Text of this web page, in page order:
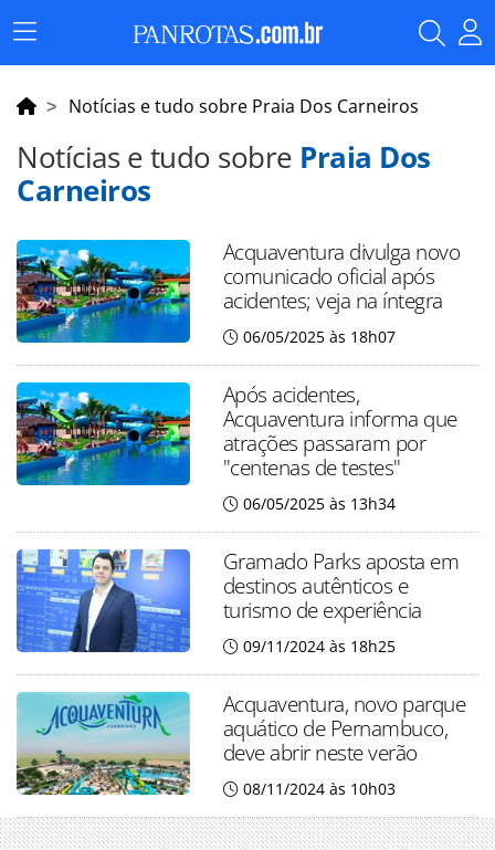
Menu
Principal
Notícias e tudo sobre Praia Dos Carneiros
Notícias e tudo sobre Praia Dos
Carneiros
Acquaventura divulga novo
comunicado oficial após
acidentes; veja na íntegra
06/05/2025 às 18h07
Após acidentes,
Acquaventura informa que
atrações passaram por
"centenas de testes"
06/05/2025 às 13h34
Gramado Parks aposta em
destinos autênticos e
turismo de experiência
09/11/2024 às 18h25
Acquaventura, novo parque
aquático de Pernambuco,
deve abrir neste verão
08/11/2024 às 10h03